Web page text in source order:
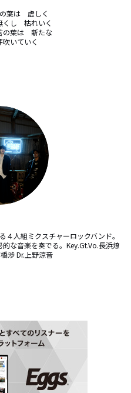
葉は　虚しく
し　枯れいく
の葉は　新たな
いていく
人組ミクスチャーロックバンド。
な音楽を奏でる。Key.Gt.Vo.長浜燎
渉 Dr.上野涼音